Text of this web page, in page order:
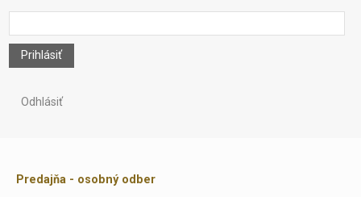
Prihlásiť
Odhlásiť
Predajňa - osobný odber